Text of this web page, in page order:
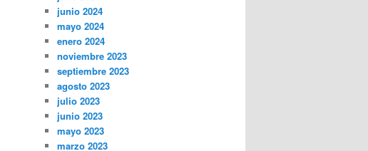
junio 2024
mayo 2024
enero 2024
noviembre 2023
septiembre 2023
agosto 2023
julio 2023
junio 2023
mayo 2023
marzo 2023